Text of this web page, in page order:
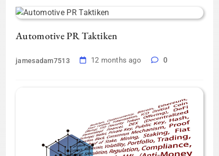
Automotive PR Taktiken
jamesadam7513 12 months ago 0